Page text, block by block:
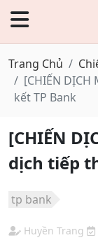
Trang Chủ
[CHIẾN
kết TP Bank
[CHIẾN
dịch tiếp
tp bank
Huyền Trang